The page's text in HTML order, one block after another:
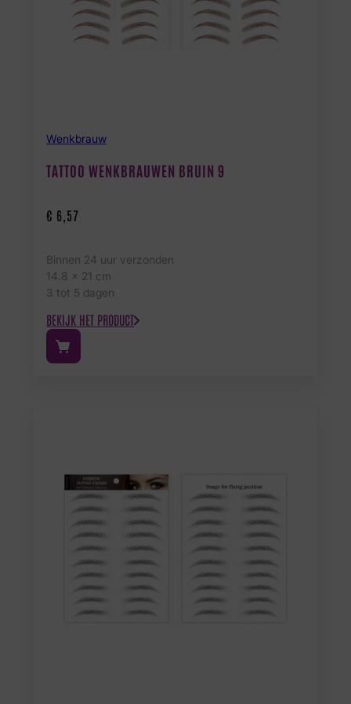
Wenkbrauw
TATTOO WENKBRAUWEN BRUIN 9
€ 6,57
Binnen 24 uur verzonden
14.8 x 21 cm
3 tot 5 dagen
BEKIJK HET PRODUCT